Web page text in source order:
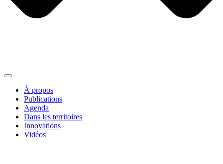
À propos
Publications
Agenda
Dans les territoires
Innovations
Vidéos